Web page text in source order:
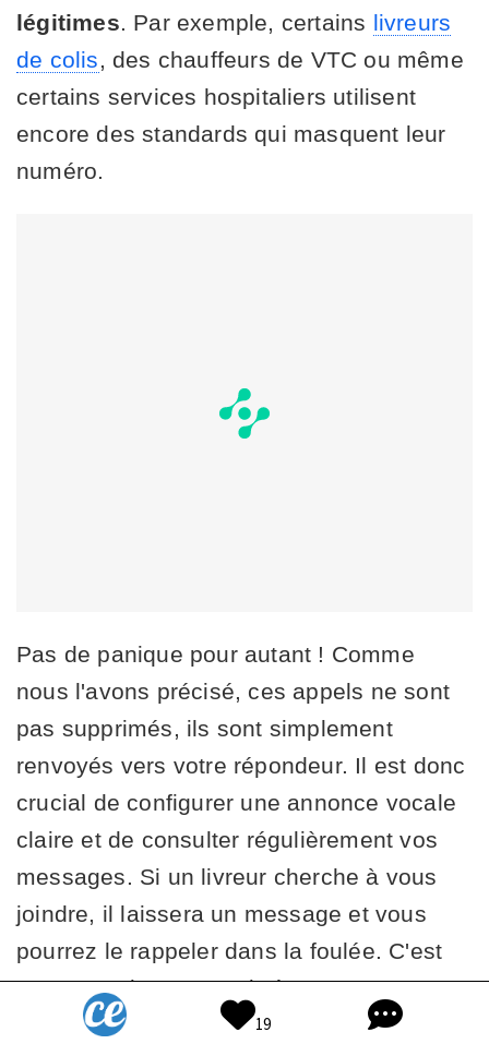
légitimes. Par exemple, certains livreurs
de colis, des chauffeurs de VTC ou même
certains services hospitaliers utilisent
encore des standards qui masquent leur
numéro.
Pas de panique pour autant ! Comme
nous l'avons précisé, ces appels ne sont
pas supprimés, ils sont simplement
renvoyés vers votre répondeur. Il est donc
crucial de configurer une annonce vocale
claire et de consulter régulièrement vos
messages. Si un livreur cherche à vous
joindre, il laissera un message et vous
pourrez le rappeler dans la foulée. C'est
un tout petit compromis à accepterpour
retrouver enfin la tranquillité
et ne plus
19